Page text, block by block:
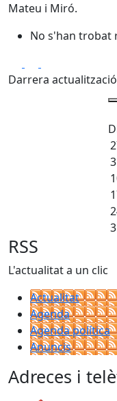
Mateu i Miró.
No s'han trobat
Darrera
3
RSS
L'actualitat a un clic
Actualitat
Agenda
Agenda política
Anuncis
Adreces i